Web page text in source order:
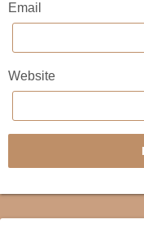
Email
Website